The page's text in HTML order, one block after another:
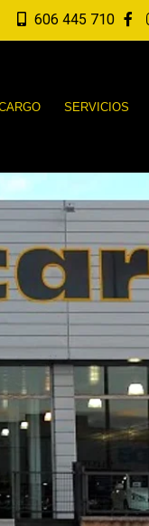
606 445 710
SERVICIOS